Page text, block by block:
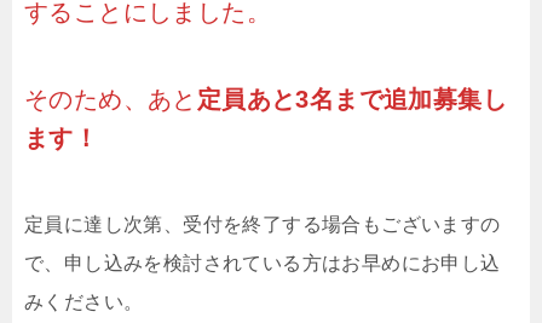
することにしました。
そのため、あと 定員あと3名まで追加募集し
ます！
定員に達し次第、受付を終了する場合もございますの
で、申し込みを検討されている方はお早めにお申し込
みください。